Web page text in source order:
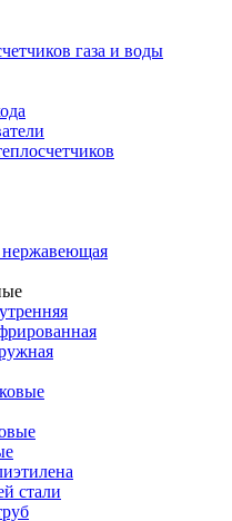
газа и воды
нержавеющая
стали